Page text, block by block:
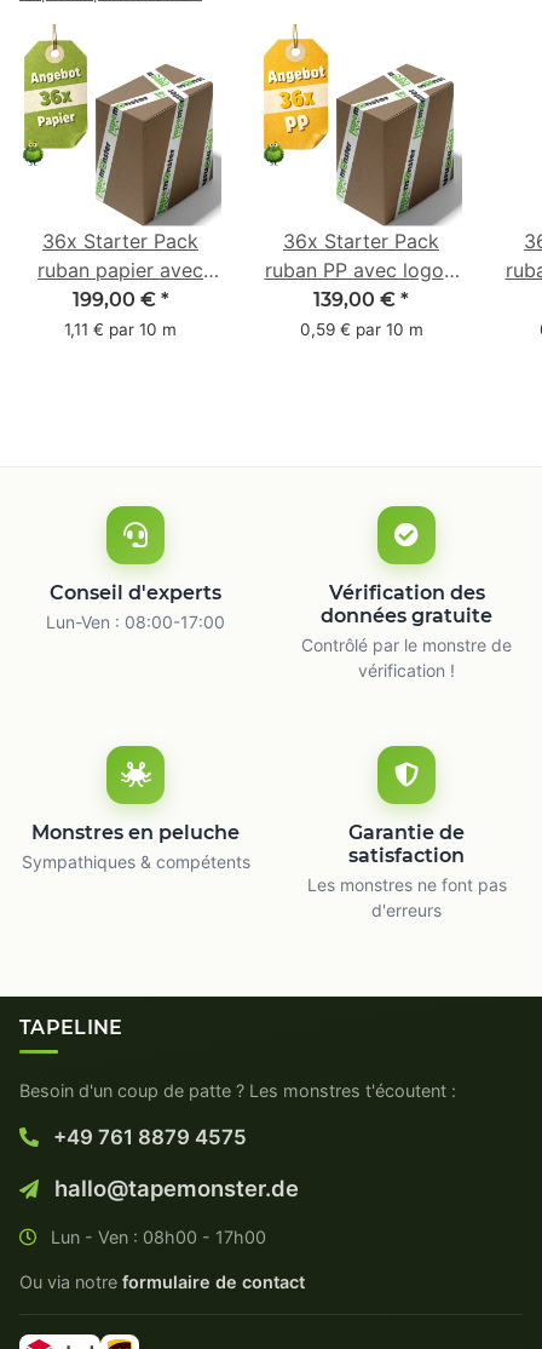
36x Starter Pack
ruban papier avec
logo - 1 couleur - 50
mm x 50 m -
199,00 € *
1,11 € par 10 m
36x Starter Pack
ruban PP avec logo -
1 couleur - 48 mm x
66 m
139,00 € *
0,59 € par 10 m
Conseil d'experts
Lun-Ven : 08:00-17:00
Vérification des
données gratuite
Contrôlé par le monstre de
vérification !
Monstres en peluche
Sympathiques & compétents
Garantie de
satisfaction
Les monstres ne font pas
d'erreurs
TAPELINE
Besoin d'un coup de patte ? Les monstres t'écoutent :
+49 761 8879 4575
hallo@tapemonster.de
Lun - Ven : 08h00 - 17h00
Ou via notre formulaire de contact